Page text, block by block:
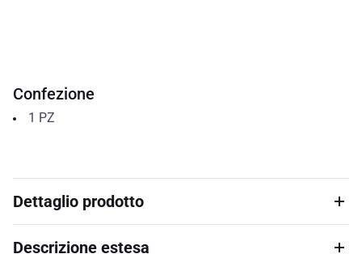
Confezione
1 PZ
Dettaglio prodotto
Descrizione estesa